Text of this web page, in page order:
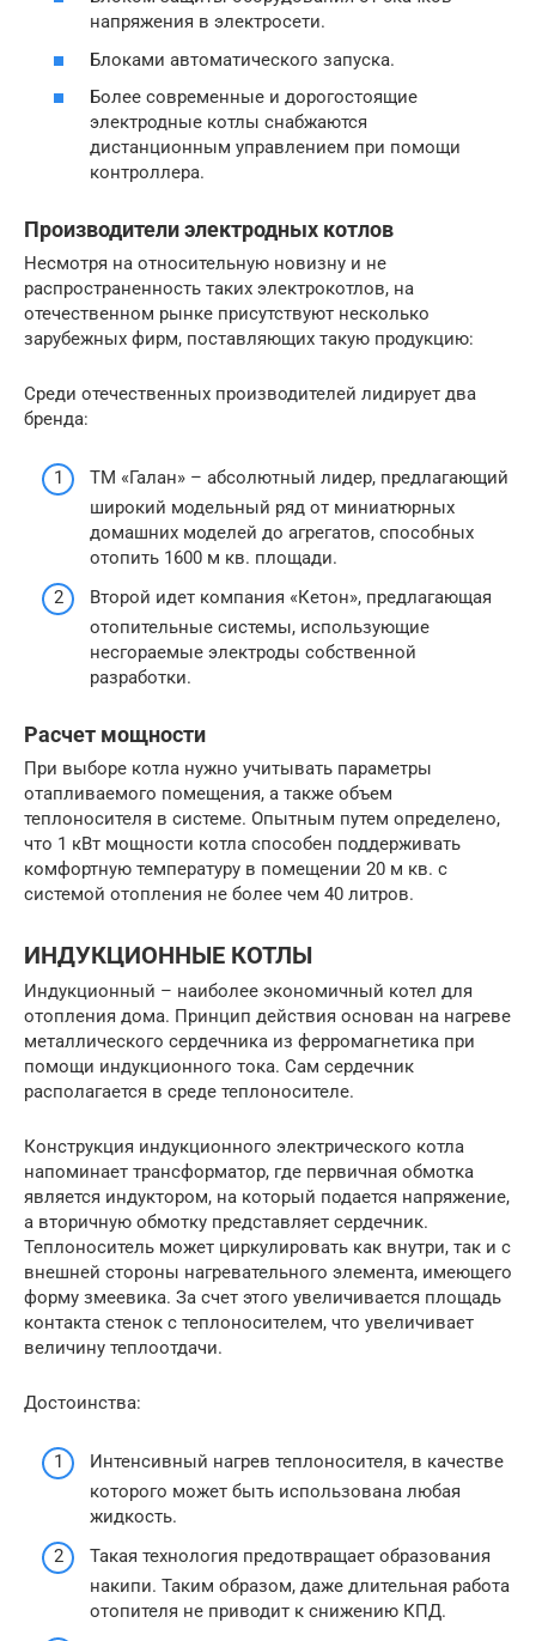
напряжения в электросети.
Блоками автоматического запуска.
Более современные и дорогостоящие
электродные котлы снабжаются
дистанционным управлением при помощи
контроллера.
Производители электродных котлов
Несмотря на относительную новизну и не
распространенность таких электрокотлов, на
отечественном рынке присутствуют несколько
зарубежных фирм, поставляющих такую продукцию:
Среди отечественных производителей лидирует два
бренда:
ТМ «Галан» – абсолютный лидер, предлагающий
широкий модельный ряд от миниатюрных
домашних моделей до агрегатов, способных
отопить 1600 м кв. площади.
Второй идет компания «Кетон», предлагающая
отопительные системы, использующие
несгораемые электроды собственной
разработки.
Расчет мощности
При выборе котла нужно учитывать параметры
отапливаемого помещения, а также объем
теплоносителя в системе. Опытным путем определено,
что 1 кВт мощности котла способен поддерживать
комфортную температуру в помещении 20 м кв. с
системой отопления не более чем 40 литров.
ИНДУКЦИОННЫЕ КОТЛЫ
Индукционный – наиболее экономичный котел для
отопления дома. Принцип действия основан на нагреве
металлического сердечника из ферромагнетика при
помощи индукционного тока. Сам сердечник
располагается в среде теплоносителе.
Конструкция индукционного электрического котла
напоминает трансформатор, где первичная обмотка
является индуктором, на который подается напряжение,
а вторичную обмотку представляет сердечник.
Теплоноситель может циркулировать как внутри, так и с
внешней стороны нагревательного элемента, имеющего
форму змеевика. За счет этого увеличивается площадь
контакта стенок с теплоносителем, что увеличивает
величину теплоотдачи.
Достоинства:
Интенсивный нагрев теплоносителя, в качестве
которого может быть использована любая
жидкость.
Такая технология предотвращает образования
накипи. Таким образом, даже длительная работа
отопителя не приводит к снижению КПД.